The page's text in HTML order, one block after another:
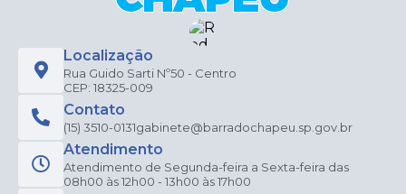
Localização
Rua Guido Sarti Nº50 - Centro
CEP: 18325-009
Contato
(15) 3510-0131gabinete@barradochapeu.sp.gov.br
Atendimento
Atendimento de Segunda-feira a Sexta-feira das
08h00 às 12h00 - 13h00 às 17h00